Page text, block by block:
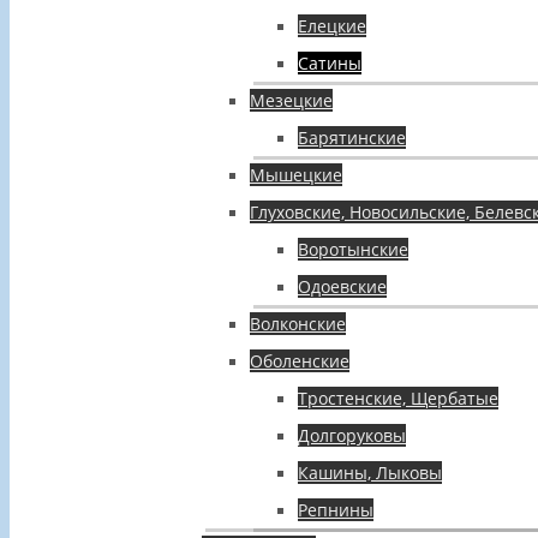
Елецкие
Сатины
Мезецкие
Барятинские
Мышецкие
Глуховские, Новосильские,
Воротынские
Одоевские
Волконские
Оболенские
Тростенские, Щербатые
Долгоруковы
Кашины, Лыковы
Репнины